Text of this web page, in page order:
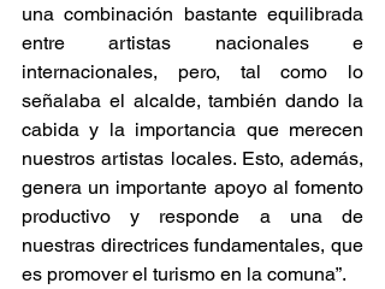
una combinación bastante equilibrada
entre artistas nacionales e
internacionales, pero, tal como lo
señalaba el alcalde, también dando la
cabida y la importancia que merecen
nuestros artistas locales. Esto, además,
genera un importante apoyo al fomento
productivo y responde a una de
nuestras directrices fundamentales, que
es promover el turismo en la comuna”.